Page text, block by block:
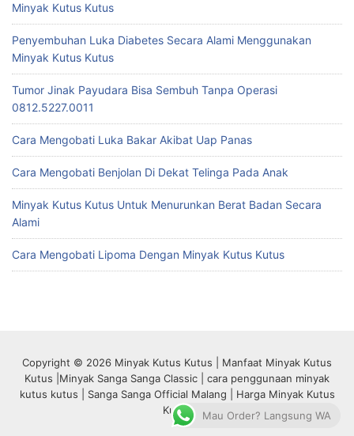
Minyak Kutus Kutus
Penyembuhan Luka Diabetes Secara Alami Menggunakan
Minyak Kutus Kutus
Tumor Jinak Payudara Bisa Sembuh Tanpa Operasi
0812.5227.0011
Cara Mengobati Luka Bakar Akibat Uap Panas
Cara Mengobati Benjolan Di Dekat Telinga Pada Anak
Minyak Kutus Kutus Untuk Menurunkan Berat Badan Secara
Alami
Cara Mengobati Lipoma Dengan Minyak Kutus Kutus
Copyright © 2026 Minyak Kutus Kutus | Manfaat Minyak Kutus
Kutus |Minyak Sanga Sanga Classic | cara penggunaan minyak
kutus kutus | Sanga Sanga Official Malang | Harga Minyak Kutus
Kutus
Mau Order? Langsung WA